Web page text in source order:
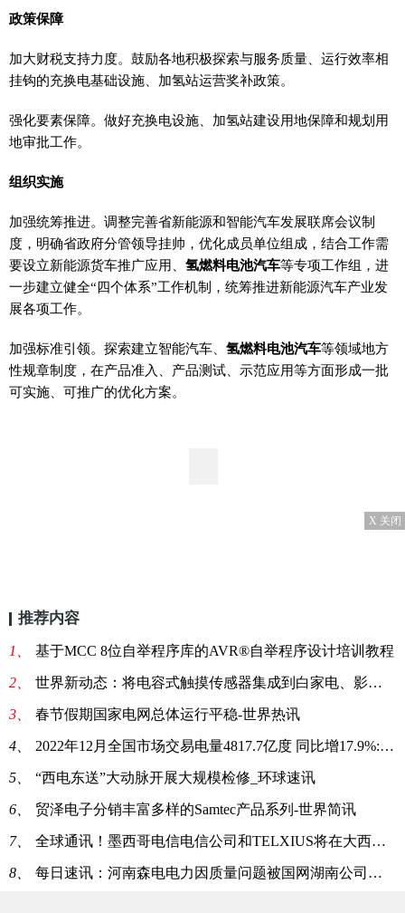
政策保障
加大财税支持力度。鼓励各地积极探索与服务质量、运行效率相
挂钩的充换电基础设施、加氢站运营奖补政策。
强化要素保障。做好充换电设施、加氢站建设用地保障和规划用
地审批工作。
组织实施
加强统筹推进。调整完善省新能源和智能汽车发展联席会议制
度，明确省政府分管领导挂帅，优化成员单位组成，结合工作需
要设立新能源货车推广应用、 氢燃料电池汽车等专项工作组，进
一步建立健全“四个体系”工作机制，统筹推进新能源汽车产业发
展各项工作。
加强标准引领。探索建立智能汽车、 氢燃料电池汽车等领域地方
性规章制度，在产品准入、产品测试、示范应用等方面形成一批
可实施、可推广的优化方案。
X 关闭
推荐内容
1、 基于MCC 8位自举程序库的AVR®自举程序设计培训教程
2、 世界新动态：将电容式触摸传感器集成到白家电、影音设备等用中
3、 春节假期国家电网总体运行平稳-世界热讯
4、 2022年12月全国市场交易电量4817.7亿度 同比增17.9%:当前关注
5、 “西电东送”大动脉开展大规模检修_环球速讯
6、 贸泽电子分销丰富多样的Samtec产品系列-世界简讯
7、 全球通讯！墨西哥电信电信公司和TELXIUS将在大西洋和太平洋之间架起桥梁
8、 每日速讯：河南森电电力因质量问题被国网湖南公司暂停产品中标6个月